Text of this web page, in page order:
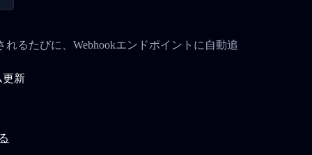
るたびに、Webhookエンドポイントに自動追
更新